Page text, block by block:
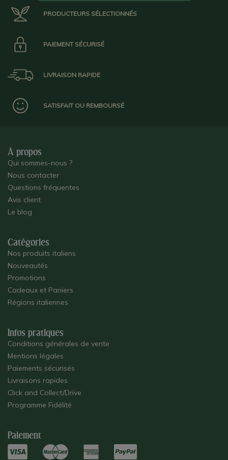
PRODUCTEURS SÉLECTIONNÉS
PAIEMENT SÉCURISÉ
LIVRAISON RAPIDE
SATISFAIT OU REMBOURSÉ
À propos
Qui sommes-nous ?
Nous contacter
Questions fréquentes
Avis client
Le blog
Catégories
Nos produits italiens
Nouveautés
Promotions
Cadeaux et Paniers
Régions italiennes
Infos pratiques
Conditions générales de vente
Mentions légales
Paiements sécurisés
Livraisons rapides
Click and Collect/Drive
Programme Fidélité
Paiement